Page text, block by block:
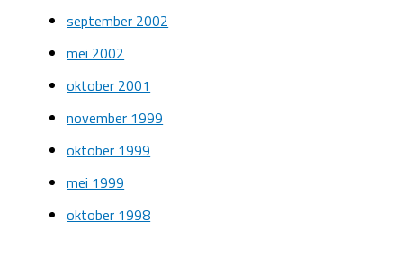
september 2002
mei 2002
oktober 2001
november 1999
oktober 1999
mei 1999
oktober 1998